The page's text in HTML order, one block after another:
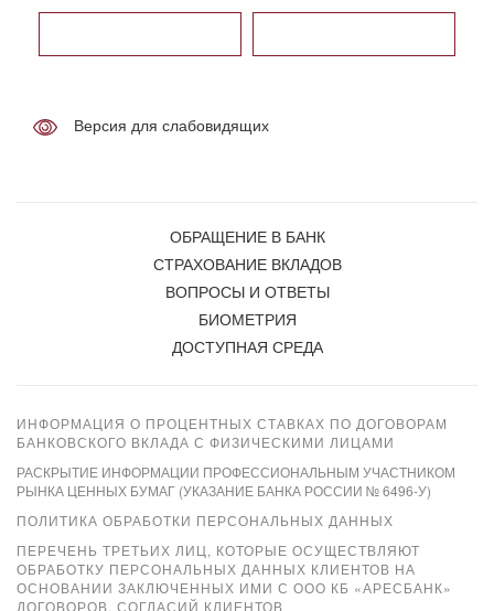
Версия для слабовидящих
ОБРАЩЕНИЕ В БАНК
СТРАХОВАНИЕ ВКЛАДОВ
ВОПРОСЫ И ОТВЕТЫ
БИОМЕТРИЯ
ДОСТУПНАЯ СРЕДА
ИНФОРМАЦИЯ О ПРОЦЕНТНЫХ СТАВКАХ ПО ДОГОВОРАМ
БАНКОВСКОГО ВКЛАДА С ФИЗИЧЕСКИМИ ЛИЦАМИ
РАСКРЫТИЕ ИНФОРМАЦИИ ПРОФЕССИОНАЛЬНЫМ УЧАСТНИКОМ
РЫНКА ЦЕННЫХ БУМАГ (УКАЗАНИЕ БАНКА РОССИИ № 6496-У)
ПОЛИТИКА ОБРАБОТКИ ПЕРСОНАЛЬНЫХ ДАННЫХ
ПЕРЕЧЕНЬ ТРЕТЬИХ ЛИЦ, КОТОРЫЕ ОСУЩЕСТВЛЯЮТ
ОБРАБОТКУ ПЕРСОНАЛЬНЫХ ДАННЫХ КЛИЕНТОВ НА
ОСНОВАНИИ ЗАКЛЮЧЕННЫХ ИМИ С ООО КБ «АРЕСБАНК»
ДОГОВОРОВ, СОГЛАСИЙ КЛИЕНТОВ